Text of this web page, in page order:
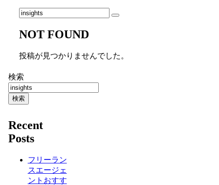
NOT FOUND
投稿が見つかりませんでした。
検索
検索
Recent
Posts
フリーラン
スエージェ
ントおすす